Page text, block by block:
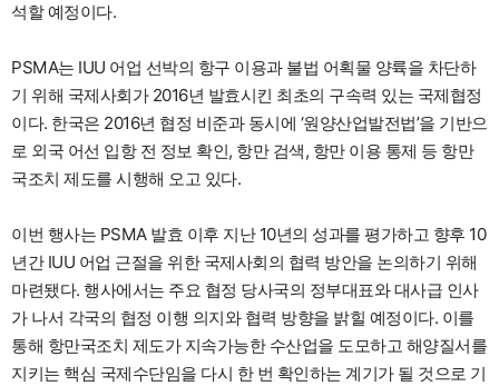
석할 예정이다.
PSMA는 IUU 어업 선박의 항구 이용과 불법 어획물 양륙을 차단하
기 위해 국제사회가 2016년 발효시킨 최초의 구속력 있는 국제협정
이다. 한국은 2016년 협정 비준과 동시에 ‘원양산업발전법’을 기반으
로 외국 어선 입항 전 정보 확인, 항만 검색, 항만 이용 통제 등 항만
국조치 제도를 시행해 오고 있다.
이번 행사는 PSMA 발효 이후 지난 10년의 성과를 평가하고 향후 10
년간 IUU 어업 근절을 위한 국제사회의 협력 방안을 논의하기 위해
마련됐다. 행사에서는 주요 협정 당사국의 정부대표와 대사급 인사
가 나서 각국의 협정 이행 의지와 협력 방향을 밝힐 예정이다. 이를
통해 항만국조치 제도가 지속가능한 수산업을 도모하고 해양질서를
지키는 핵심 국제수단임을 다시 한 번 확인하는 계기가 될 것으로 기